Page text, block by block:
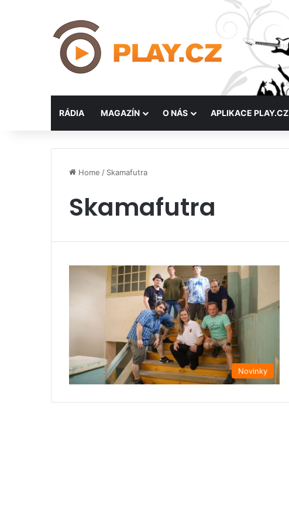
RÁDIA MAGAZÍN O NÁS APLIKACE PLAY.CZ
Home / Skamafutra
Skamafutra
Novinky